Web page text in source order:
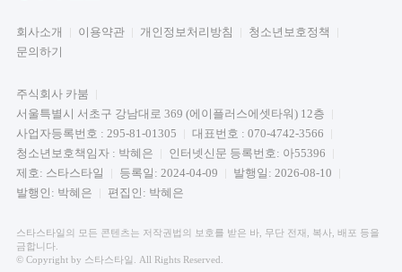
회사소개 이용약관 개인정보처리방침
청소년보호정책
문의하기
주식회사 카붐
서울특별시 서초구 강남대로 369 (에이플러스에셋타워) 12층
사업자등록번호 : 295-81-01305
대표번호 : 070-4742-3566
청소년보호책임자 : 박혜은
인터넷신문 등록번호: 아55396
제호: 스타스타일
등록일: 2024-04-09
발행일: 2026-08-10
발행인: 박혜은
편집인: 박혜은
스타스타일의 모든 콘텐츠는 저작권법의 보호를 받은 바, 무단 전재, 복사, 배포 등을
금합니다.
© Copyright by 스타스타일. All Rights Reserved.